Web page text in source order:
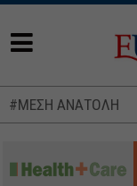
#ΜΕΣΗ ΑΝΑΤΟΛΗ